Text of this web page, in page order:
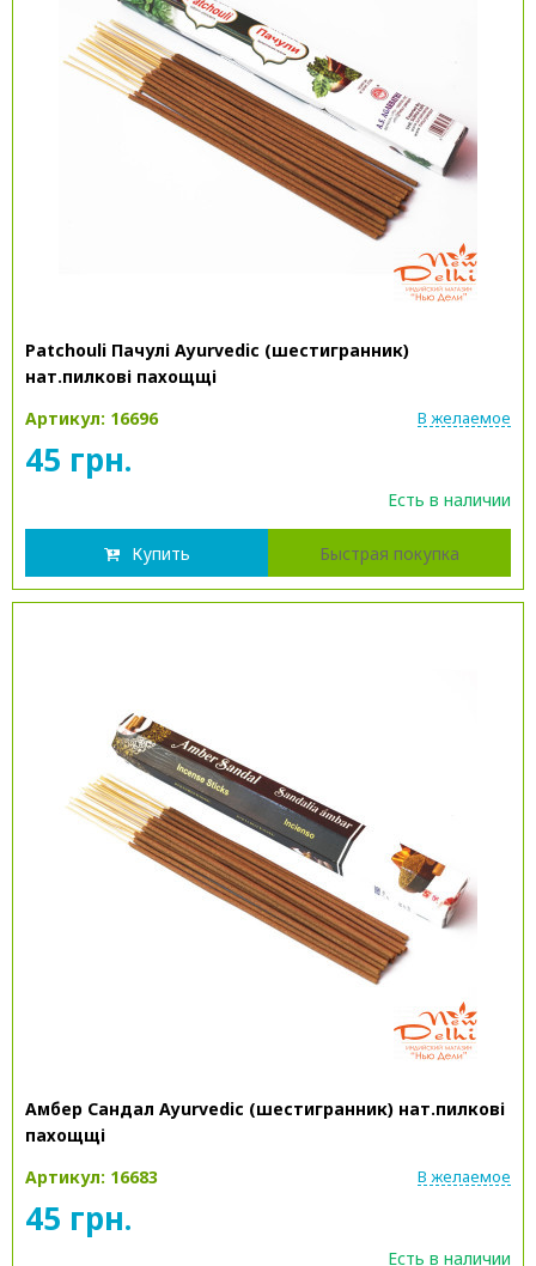
Patchouli Пачулі Ayurvedic (шестигранник)
нат.пилкові пахощщі
Артикул: 16696
В желаемое
45 грн.
Есть в наличии
Купить Быстрая покупка
Амбер Сандал Ayurvedic (шестигранник) нат.пилкові
пахощщі
Артикул: 16683
В желаемое
45 грн.
Есть в наличии